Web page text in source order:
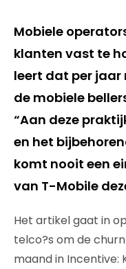
Mobiele
klanten vast te
leert dat per jaar
de mobiele
“Aan deze
en het
komt nooit een
van T-Mobile
Het artikel gaat in
telco?s om de
maand in Incentive: